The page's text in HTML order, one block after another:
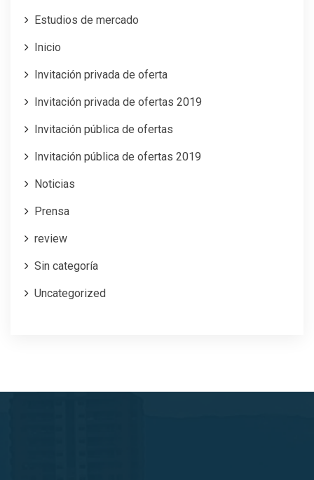
Estudios de mercado
Inicio
Invitación privada de oferta
Invitación privada de ofertas 2019
Invitación pública de ofertas
Invitación pública de ofertas 2019
Noticias
Prensa
review
Sin categoría
Uncategorized